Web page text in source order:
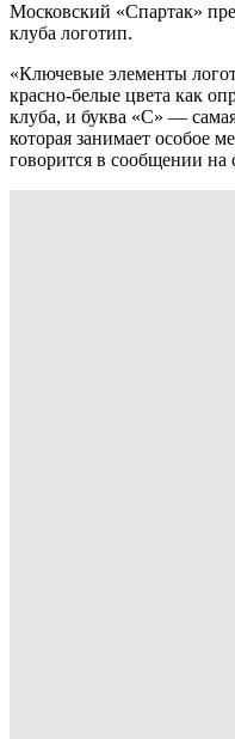
Московский «Спартак»
клуба логотип.
«Ключевые элементы
красно-белые цвета как
клуба, и буква «С» —
которая занимает особое
говорится в сообщении на